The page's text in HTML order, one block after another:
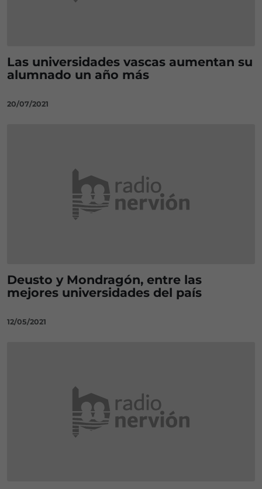
Las universidades vascas aumentan su
alumnado un año más
20/07/2021
Deusto y Mondragón, entre las
mejores universidades del país
12/05/2021